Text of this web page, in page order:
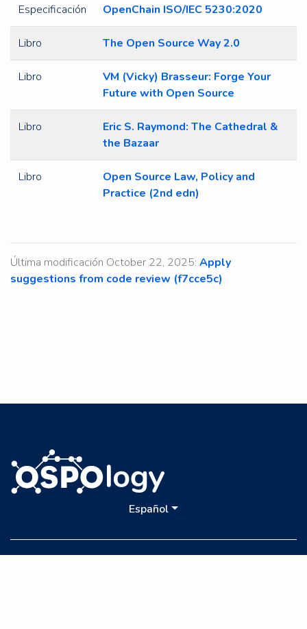
Especificación OpenChain ISO/IEC 5230:2020
Libro The Open Source Way 2.0
Libro
VM (Vicky) Brasseur: Forge Your
Future with Open Source
Libro
Eric S. Raymond: The Cathedral &
the Bazaar
Libro
Open Source Law, Policy and
Practice (2nd edn)
Última modificación October 22, 2025: Apply
suggestions from code review (f7cce5c)
Español